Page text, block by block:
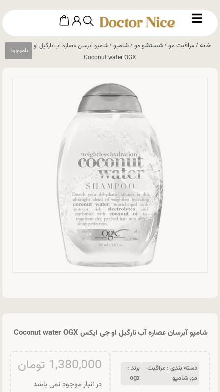
خانه/مراقبت مو/شستشو مو/شامپو/ شامپو آبرسان عصاره آب نارگیل او جی ایکس
Coconut water OGX
شامپو آبرسان عصاره آب نارگیل او جی ایکس Coconut water OGX
دسته بندی : مراقبت
مو,شامپو
برند :
ogx
1,380,000 تومان
در انبار موجود نمی باشد